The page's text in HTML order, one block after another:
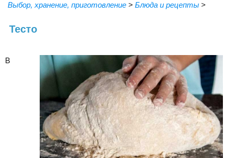
Выбор, хранение, приготовление > Блюда и рецепты >
Тесто
В